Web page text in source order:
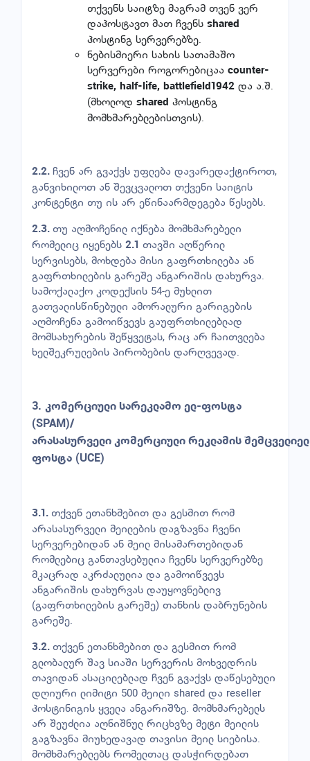
თქვენს საიტზე მაგრამ თვენ ვერ
დაჰოსტავთ მათ ჩვენს shared
ჰოსტინგ სერვერებზე.
ნებისმიერი სახის სათამაშო
სერვერები როგორებიცაა counter-
strike, half-life, battlefield1942 და ა.შ.
(მხოლოდ shared ჰოსტინგ
მომხმარებლებისთვის).
2.2. ჩვენ არ გვაქვს უფლება დავარედაქტიროთ,
განვიხილოთ ან შევცვალოთ თქვენი საიტის
კონტენტი თუ ის არ ეწინაარმდეგება წესებს.
2.3. თუ აღმოჩენილ იქნება მომხმარებელი
რომელიც იყენებს 2.1 თავში აღწერილ
სერვისებს, მოხდება მისი გაფრთხილება ან
გაფრთხილების გარეშე ანგარიშის დახურვა.
სამოქალაქო კოდექსის 54-ე მუხლით
გათვალისწინებული ამორალური გარიგების
აღმოჩენა გამოიწვევს გაუფრთხილებლად
მომსახურების შეწყვეტას, რაც არ ჩაითვლება
ხელშეკრულების პირობების დარღვევად.
3. კომერციული სარეკლამო ელ-ფოსტა
(SPAM)/
არასასურველი კომერციული რეკლამის შემცველიელ
ფოსტა (UCE)
3.1. თქვენ ეთანხმებით და გესმით რომ
არასასურველი მეილების დაგზავნა ჩვენი
სერვერებიდან ან მეილ მისამართებიდან
რომლებიც განთავსებულია ჩვენს სერვერებზე
მკაცრად აკრძალულია და გამოიწვევს
ანგარიშის დახურვას დაუყოვნებლივ
(გაფრთხილების გარეშე) თანხის დაბრუნების
გარეშე.
3.2. თქვენ ეთანხმებით და გესმით რომ
გლობალურ შავ სიაში სერვერის მოხვედრის
თავიდან ასაცილებლად ჩვენ გვაქვს დაწესებული
დღიური ლიმიტი 500 მეილი shared და reseller
ჰოსტინიგის ყველა ანგარიშზე. მომხმარებელს
არ შეუძლია აღნიშნულ რიცხვზე მეტი მეილის
გაგზავნა მიუხედავად თავისი მეილ სიებისა.
მომხმარებლებს რომელთაც დასჭირდებათ